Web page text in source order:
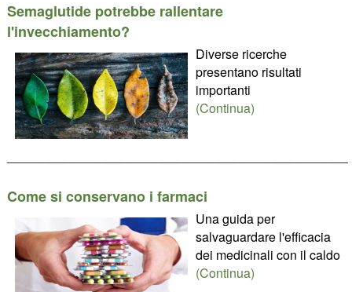
Semaglutide potrebbe rallentare
l'invecchiamento?
Diverse ricerche
presentano risultati
importanti
(Continua)
Come si conservano i farmaci
Una guida per
salvaguardare l'efficacia
dei medicinali con il caldo
(Continua)